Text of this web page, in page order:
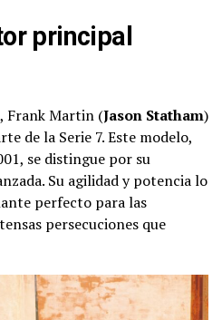
principal
Frank Martin (Jason Statham)
de la Serie 7. Este modelo,
se distingue por su
Su agilidad y potencia lo
perfecto para las
persecuciones que